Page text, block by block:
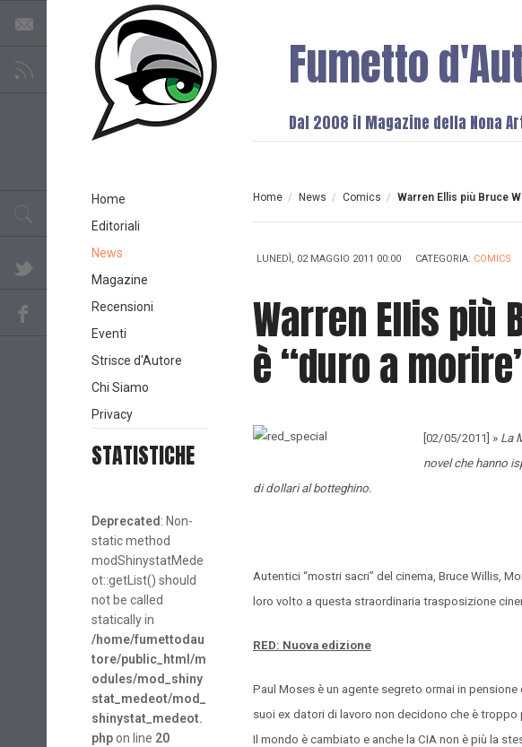
Fumetto
Dal 2008 il Magazine della Nona
Home / News / Comics / Warren Ellis più Bruce
LUNEDÌ, 02 MAGGIO 2011 00:00 CATEGORIA: COMICS
Warren Ellis più
è “duro a
[02/05/2011] » La
novel che hanno
di dollari al botteghino.
Autentici “mostri sacri” del cinema, Bruce Willis,
loro volto a questa straordinaria trasposizione
RED: Nuova edizione
Paul Moses è un agente segreto ormai in
suoi ex datori di lavoro non decidono che è
Il mondo è cambiato e anche la CIA non è più la
Home
Editoriali
News
Magazine
Recensioni
Eventi
Strisce d'Autore
Chi Siamo
Privacy
STATISTICHE
Deprecated : Non-
static method
modShinystatMede
ot::getList() should
not be called
statically in
/home/fumettodau
tore/public_html/m
odules/mod_shiny
stat_medeot/mod_
shinystat_medeot.
phpon line 20